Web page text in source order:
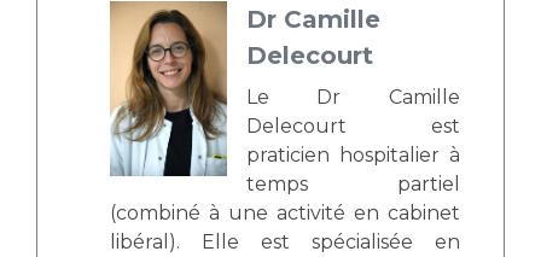
Dr Camille
Delecourt
Le Dr Camille
Delecourt est
praticien hospitalier à
temps partiel
(combiné à une activité en cabinet
libéral). Elle est spécialisée en